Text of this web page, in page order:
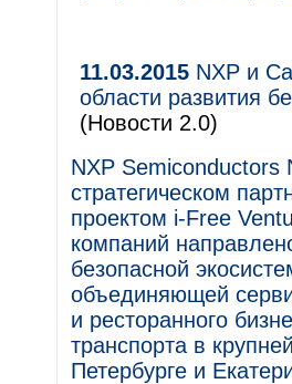
11.03.2015 NXP и
области развития
(Новости 2.0)
NXP Semiconductors
стратегическом
проектом i-Free
компаний
безопасной
объединяющей
и ресторанного
транспорта в
Петербурге и